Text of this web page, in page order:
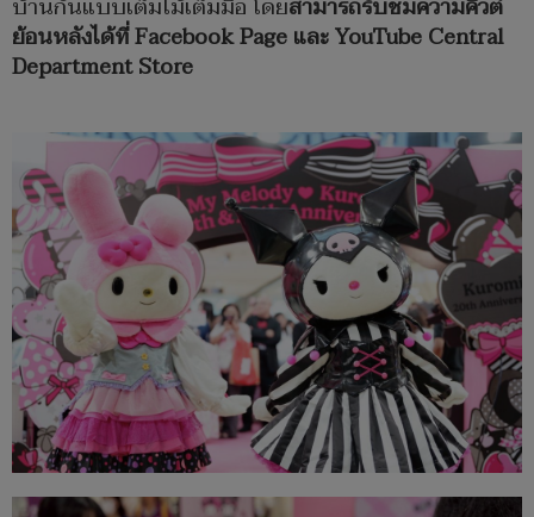
บ้านกันแบบเต็มไม้เต็มมือ โดยสามารถรับชมความคิวต์
ย้อนหลังได้ที่Facebook Page และ YouTube Central
Department Store